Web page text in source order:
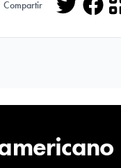
Compartir